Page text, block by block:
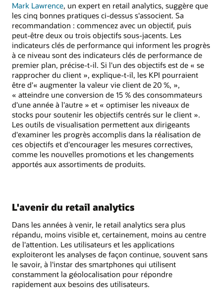
Mark Lawrence, un expert en retail analytics, suggère que
les cinq bonnes pratiques ci-dessus s'associent. Sa
recommandation : commencez avec un objectif, puis
peut-être deux ou trois objectifs sous-jacents. Les
indicateurs clés de performance qui informent les progrès
à ce niveau sont des indicateurs clés de performance de
premier plan, précise-t-il. Si l'un des objectifs est de « se
rapprocher du client », explique-t-il, les KPI pourraient
être d'« augmenter la valeur vie client de 20 %, »,
« atteindre une conversion de 15 % des consommateurs
d'une année à l'autre » et « optimiser les niveaux de
stocks pour soutenir les objectifs centrés sur le client ».
Les outils de visualisation permettent aux dirigeants
d'examiner les progrès accomplis dans la réalisation de
ces objectifs et d'encourager les mesures correctives,
comme les nouvelles promotions et les changements
apportés aux assortiments de produits.
L'avenir du retail analytics
Dans les années à venir, le retail analytics sera plus
répandu, moins visible et, certainement, moins au centre
de l'attention. Les utilisateurs et les applications
exploiteront les analyses de façon continue, souvent sans
le savoir, à l'instar des smartphones qui utilisent
constamment la géolocalisation pour répondre
rapidement aux besoins des utilisateurs.